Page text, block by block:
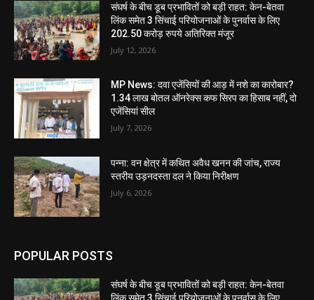
संघर्ष के बीच डूब प्रभावितों को बड़ी राहत: केन-बेतवा
लिंक समेत 3 सिंचाई परियोजनाओं के पुनर्वास के लिए
202.50 करोड़ रुपये अतिरिक्त मंजूर
July 12, 2026
MP News: दवा एजेंसियों की आड़ में नशे का कारोबार?
1.34 लाख बोतल ऑनरेक्स कफ सिरप का हिसाब नहीं, दो
एजेंसियां सील
July 7, 2026
पन्ना: वन क्षेत्र में कथित अवैध खनन की जांच, राज्य
स्तरीय उड़नदस्ता दल ने किया निरीक्षण
July 6, 2026
POPULAR POSTS
संघर्ष के बीच डूब प्रभावितों को बड़ी राहत: केन-बेतवा
लिंक समेत 3 सिंचाई परियोजनाओं के पुनर्वास के लिए